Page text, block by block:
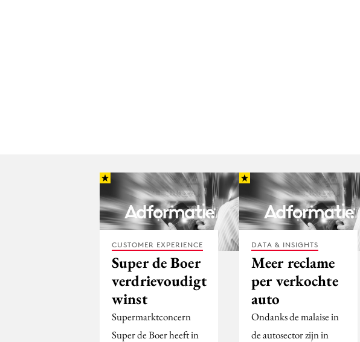
CUSTOMER EXPERIENCE
Super de Boer
verdrievoudigt
winst
Supermarktconcern
Super de Boer heeft in
DATA & INSIGHTS
Meer reclame
per verkochte
auto
Ondanks de malaise in
de autosector zijn in